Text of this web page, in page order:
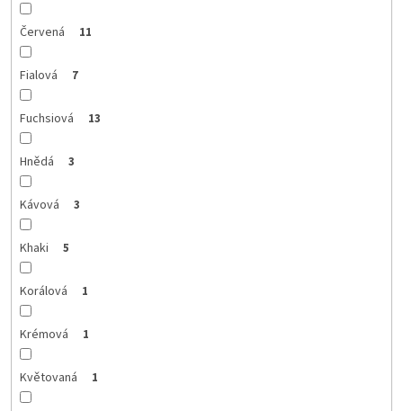
Červená 11
Fialová 7
Fuchsiová 13
Hnědá 3
Kávová 3
Khaki 5
Korálová 1
Krémová 1
Květovaná 1